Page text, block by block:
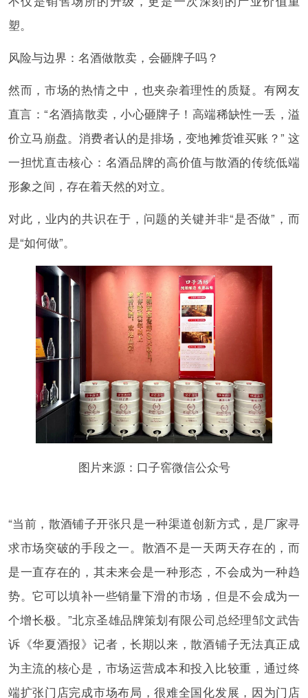
塑。
风险与边界：名酒做散卖，会砸牌子吗？
然而，市场的热情之中，也夹杂着理性的质疑。有网友
直言：“名酒搞散卖，小心砸牌子！高端稀缺性一丢，溢
价立马崩盘。消费者认的是排场，变地摊货谁买账？” 这
一担忧直击核心：名酒品牌的高价值与散酒的传统低端
形象之间，存在着天然的对立。
对此，业内的共识在于，问题的关键并非“是否做”，而
是“如何做”。
图片来源：口子窖微信公众号
“当前，散酒铺子开张只是一种渠道创新方式，是厂家寻
求市场突破的手段之一。散酒不是一天两天存在的，而
是一直存在的，其未来会是一种形态，不会成为一种趋
势。它可以填补一些销量下滑的市场，但是不会成为一
个增长极。”北京圣雄品牌策划有限公司总经理邹文武告
诉《华夏酒报》记者，长期以来，散酒铺子无法真正成
为主流的核心是，市场运营成本和投入比较重，通过终
端扩张门店完成市场布局，很难全国化发展，因为门店